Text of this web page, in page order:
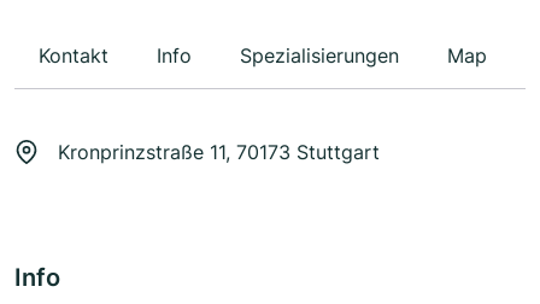
Kontakt Info Spezialisierungen Map
Kronprinzstraße 11, 70173 Stuttgart
Info